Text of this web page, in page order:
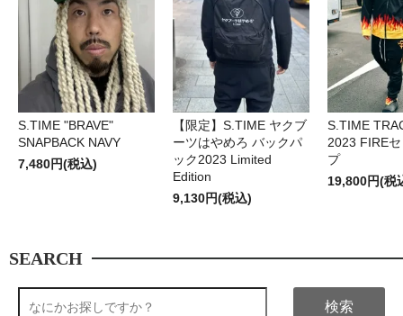
S.TIME "BRAVE"
SNAPBACK NAVY
7,480円(税込)
【限定】S.TIME ヤクブ
ーツはやめろ バックパ
ック2023 Limited
Edition
9,130円(税込)
S.TIME
2023 FIRE
プ
19,800円(税
SEARCH
検索